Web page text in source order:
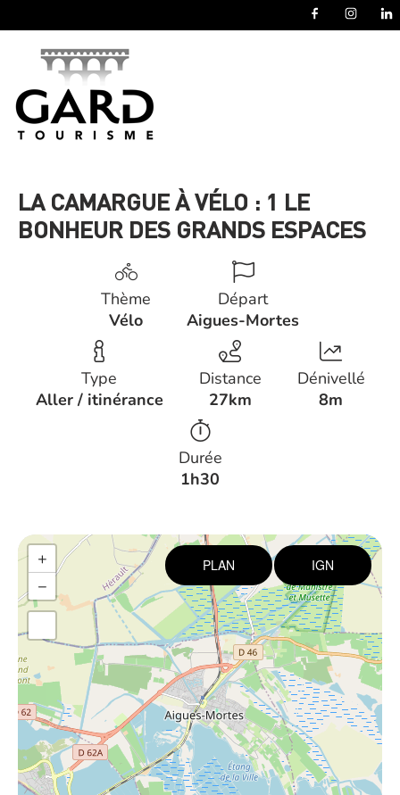
LA CAMARGUE À VÉLO : 1 LE
BONHEUR DES GRANDS ESPACES
Thème
Vélo
Départ
Aigues-Mortes
Type
Aller / itinérance
Distance
27km
Dénivellé
8m
Durée
1h30
+
−
PLAN IGN